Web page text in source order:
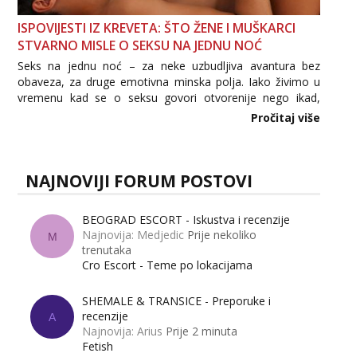
ISPOVIJESTI IZ KREVETA: ŠTO ŽENE I MUŠKARCI
STVARNO MISLE O SEKSU NA JEDNU NOĆ
Seks na jednu noć – za neke uzbudljiva avantura bez
obaveza, za druge emotivna minska polja. Iako živimo u
vremenu kad se o seksu govori otvorenije nego ikad,
tema „jedne noći strasti“ i dalje izaziva burne rasprave. Što
Pročitaj više
NAJNOVIJI FORUM POSTOVI
M
BEOGRAD ESCORT - Iskustva i recenzije
Najnovija: Medjedic Prije nekoliko
trenutaka
Cro Escort - Teme po lokacijama
A
SHEMALE & TRANSICE - Preporuke i
recenzije
Najnovija: Arius Prije 2 minuta
Fetish